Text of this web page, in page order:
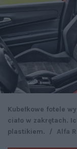
Kubełkowe fotele
ciało w zakrętach.
plastikiem. / Alfa